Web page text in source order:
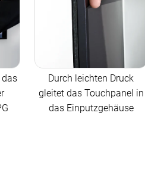
das
Durch leichten Druck
gleitet das Touchpanel in
das Einputzgehäuse